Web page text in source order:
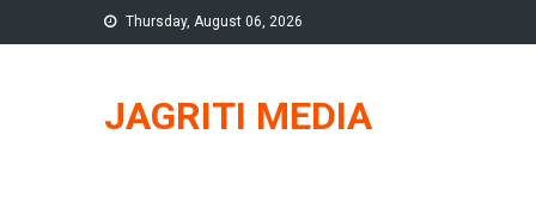
to
Thursday, August 06, 2026
JAGRITI MEDIA